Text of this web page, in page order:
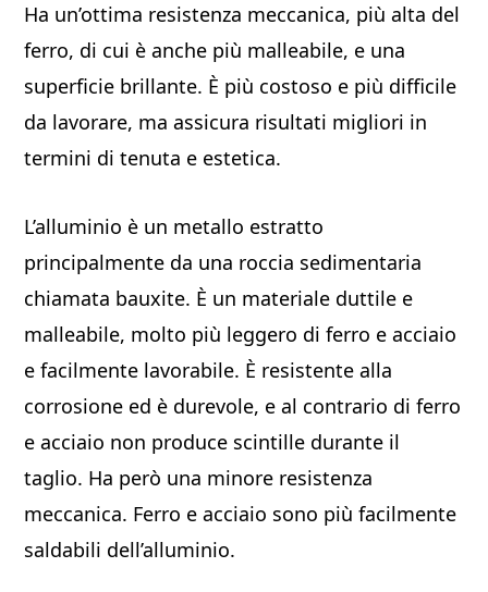
Ha un’ottima resistenza meccanica, più alta del
ferro, di cui è anche più malleabile, e una
superficie brillante. È più costoso e più difficile
da lavorare, ma assicura risultati migliori in
termini di tenuta e estetica.
L’alluminio è un metallo estratto
principalmente da una roccia sedimentaria
chiamata bauxite. È un materiale duttile e
malleabile, molto più leggero di ferro e acciaio
e facilmente lavorabile. È resistente alla
corrosione ed è durevole, e al contrario di ferro
e acciaio non produce scintille durante il
taglio. Ha però una minore resistenza
meccanica. Ferro e acciaio sono più facilmente
saldabili dell’alluminio.